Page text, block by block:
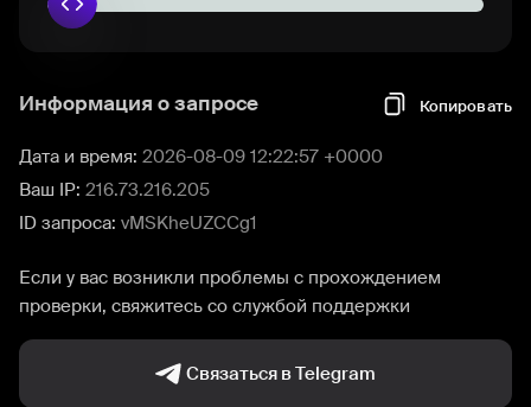
Информация о запросе Копировать
Дата и время: 2026-08-09 12:22:57 +0000
Ваш IP: 216.73.216.205
ID запроса: vMSKheUZCCg1
Если у вас возникли проблемы с прохождением
проверки, свяжитесь со службой поддержки
Связаться в Telegram